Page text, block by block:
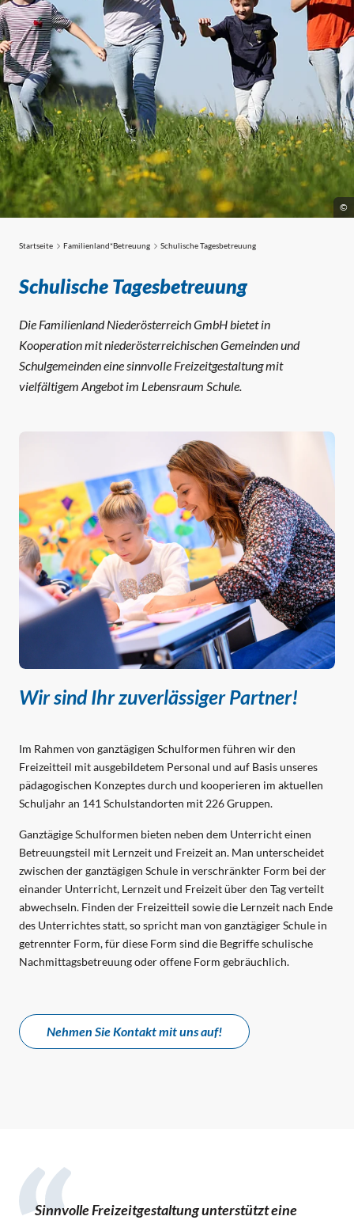
©
Schulische Tagesbetreuung
Startseite Familienland*Betreuung Schulische Tagesbetreuung
Schulische Tagesbetreuung
Die Familienland Niederösterreich GmbH bietet in
Kooperation mit niederösterreichischen Gemeinden und
Schulgemeinden eine sinnvolle Freizeitgestaltung mit
vielfältigem Angebot im Lebensraum Schule.
Wir sind Ihr zuverlässiger Partner!
Im Rahmen von ganztägigen Schulformen führen wir den
Freizeitteil mit ausgebildetem Personal und auf Basis unseres
pädagogischen Konzeptes durch und kooperieren im aktuellen
Schuljahr an 141 Schulstandorten mit 226 Gruppen.
Ganztägige Schulformen bieten neben dem Unterricht einen
Betreuungsteil mit Lernzeit und Freizeit an. Man unterscheidet
zwischen der ganztägigen Schule in verschränkter Form bei der
einander Unterricht, Lernzeit und Freizeit über den Tag verteilt
abwechseln. Finden der Freizeitteil sowie die Lernzeit nach Ende
des Unterrichtes statt, so spricht man von ganztägiger Schule in
getrennter Form, für diese Form sind die Begriffe schulische
Nachmittagsbetreuung oder offene Form gebräuchlich.
Nehmen Sie Kontakt mit uns auf!
Sinnvolle Freizeitgestaltung unterstützt eine